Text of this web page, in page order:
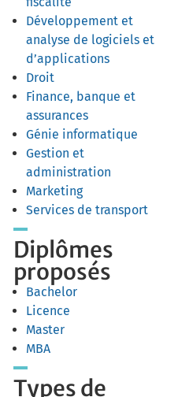
Développement et
analyse de logiciels et
d’applications
Droit
Finance, banque et
assurances
Génie informatique
Gestion et
administration
Marketing
Services de transport
Diplômes
proposés
Bachelor
Licence
Master
MBA
Types de